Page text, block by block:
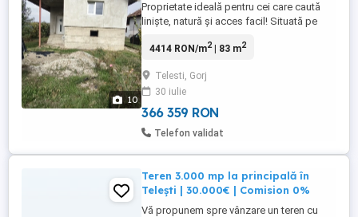
10
Proprietate ideală pentru cei care caută
liniște, natură și acces facil! Situată pe
Jiu , această casă nouă la gri este
tău. Locație: Telești, jud. Gorj Teren: 4316
mp intravilan împrejmuit + extravilan Vie:
283 ...
4414 RON/m2| 83 m2
Telesti, Gorj
30 iulie
366 359 RON
Telefon validat
Teren 3.000 mp la principală în
Telești | 30.000€ | Comision 0%
Vă propunem spre vânzare un teren cu